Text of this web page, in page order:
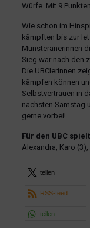
Würfe. Mit 9
Wie schon im
kämpften bis zur
Münsteranerinnen
Sieg war nach den
Die UBClerinnen
kämpfen können
Selbstvertrauen in
nächsten Samstag
gerne vorbei!
Für den UBC
Alexandra, Karo
teilen
RSS-feed
teilen